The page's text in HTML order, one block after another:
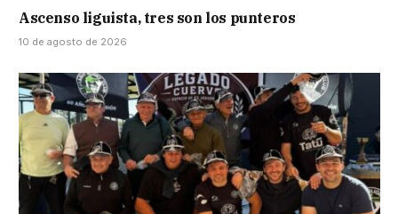
Ascenso liguista, tres son los punteros
10 de agosto de 2026